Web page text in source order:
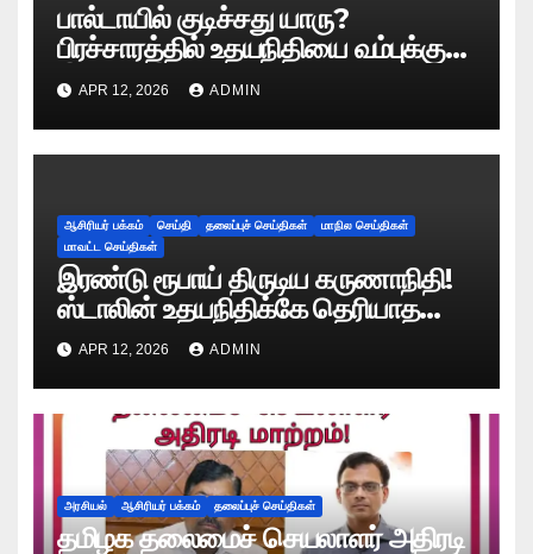
பால்டாயில் குடிச்சது யாரு?
பிரச்சாரத்தில் உதயநிதியை வம்புக்கு
இழுத்த இபிஎஸ்!
APR 12, 2026 ADMIN
ஆசிரியர் பக்கம் செய்தி தலைப்புச் செய்திகள்
மாநில செய்திகள்
மாவட்ட செய்திகள்
இரண்டு ரூபாய் திருடிய கருணாநிதி!
ஸ்டாலின் உதயநிதிக்கே தெரியாத
ரகசியத்தை சொன்ன காளியம்மாள்!
APR 12, 2026 ADMIN
அரசியல் ஆசிரியர் பக்கம் தலைப்புச் செய்திகள்
தமிழக தலைமைச் செயலாளர் அதிரடி